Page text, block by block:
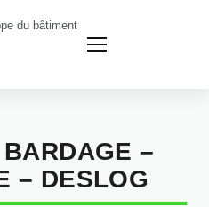
–
– DESLOG